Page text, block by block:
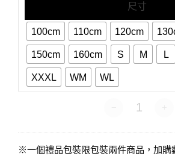
尺寸
100cm 110cm 120cm
150cm 160cm S M L
XXXL WM WL
衣番賞-短袖 數量
※一個禮品包裝限包裝兩件商品，加購